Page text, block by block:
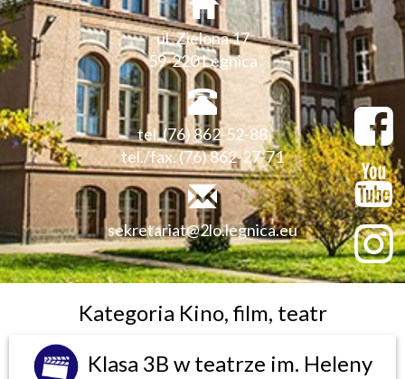
ul. Zielona 17
59-220 Legnica
tel. (76) 862-52-88
tel./fax. (76) 862-27-71
sekretariat@2lo.legnica.eu
Kategoria Kino, film, teatr
Klasa 3B w teatrze im. Heleny